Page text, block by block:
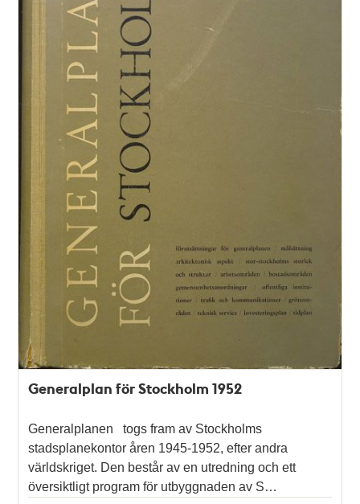
Generalplan för Stockholm 1952
Generalplanen togs fram av Stockholms
stadsplanekontor åren 1945-1952, efter andra
världskriget. Den består av en utredning och ett
översiktligt program för utbyggnaden av S…